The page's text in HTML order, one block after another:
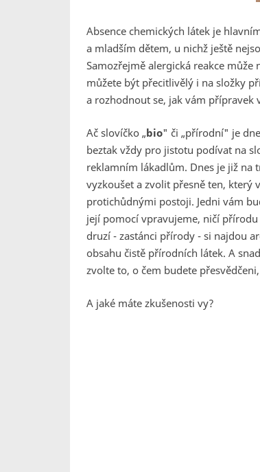
Absence chemických látek je
a mladším dětem, u nichž ještě
Samozřejmě alergická reakce
můžete být přecitlivělý i na složky
a rozhodnout se, jak vám přípravek
Ač slovíčko „bio" či „přírodní" je
beztak vždy pro jistotu podívat na
reklamním lákadlům. Dnes je již
vyzkoušet a zvolit přesně ten, který
protichůdnými postoji. Jedni vám
její pomocí vpravujeme, ničí přírodu
druzí - zastánci přírody - si najdou
obsahu čistě přírodních látek. A
zvolte to, o čem budete
A jaké máte zkušenosti vy?